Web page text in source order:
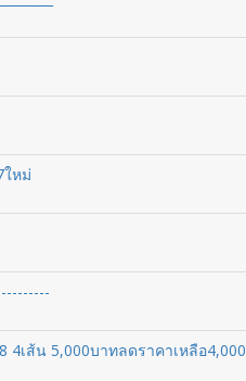
ใหม่
4เส้น 5,000บาทลดราคาเหลือ4,000